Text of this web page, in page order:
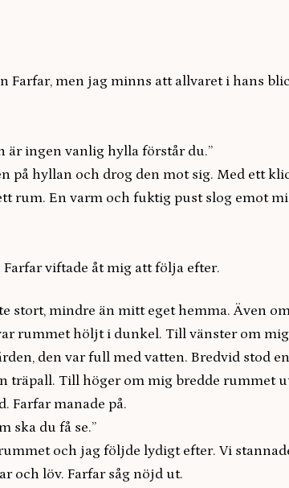
Farfar, men jag minns att allvaret i hans
är ingen vanlig hylla förstår du.”
på hyllan och drog den mot sig. Med ett
rum. En varm och fuktig pust slog emot
viftade åt mig att följa efter.
stort, mindre än mitt eget hemma. Även
rummet höljt i dunkel. Till vänster om
den var full med vatten. Bredvid stod
träpall. Till höger om mig bredde rummet
Farfar manade på.
ska du få se.”
och jag följde lydigt efter. Vi
och löv. Farfar såg nöjd ut.